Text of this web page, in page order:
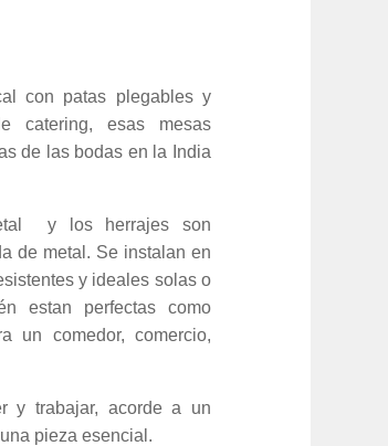
con patas plegables y
catering, esas mesas
de las bodas en la India
y los herrajes son
de metal. Se instalan en
y ideales solas o
estan perfectas como
un comedor, comercio,
y trabajar, acorde a un
pieza esencial.